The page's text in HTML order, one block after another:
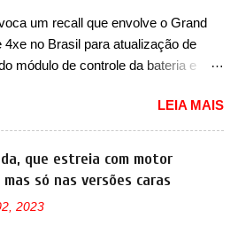
o A05s. Previsto para ser lançado
ano na China, o compacto elétrico
Leapmotor para concorrer com uma
e Geely EX2. Visualmente, o A05
um design já visto por outros
marca, em especial do SUV
A10. Basicamente sendo o hatch do
nasce com um design que está
um recall que envolve o Grand
4xe no Brasil para atualização de
módulo de controle da bateria e
no dia 10 de outubro de 2025
que envolve os proprietários do
4xe, em sua versão única
unidades de ano/modelo 2023 e
precisam retornar a uma
LEIA MAIS
que estreia com motor
só nas versões caras
2023